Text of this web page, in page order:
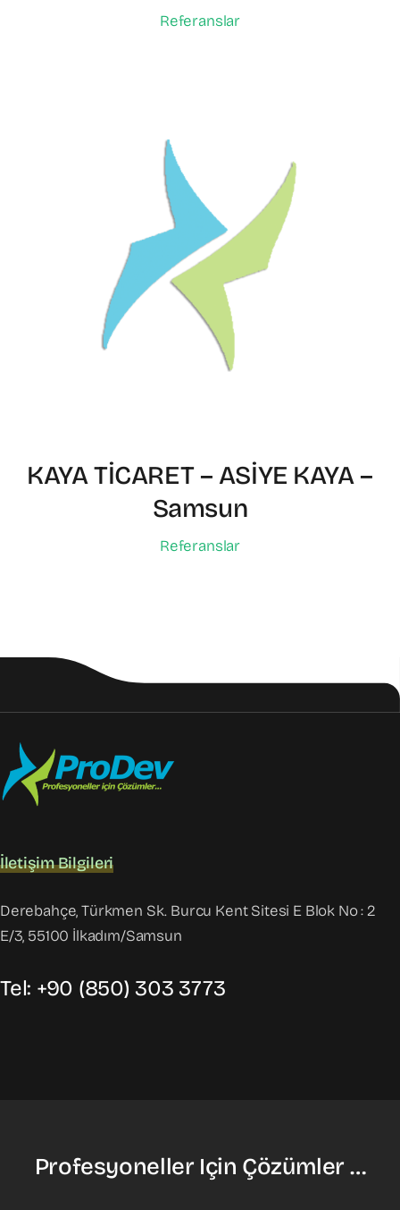
Referanslar
KAYA TİCARET – ASİYE KAYA –
Samsun
Referanslar
İletişim Bilgileri
Derebahçe, Türkmen Sk. Burcu Kent Sitesi E Blok No : 2
E/3, 55100 İlkadım/Samsun
Tel: +90 (850) 303 3773
Profesyoneller Için Çözümler …